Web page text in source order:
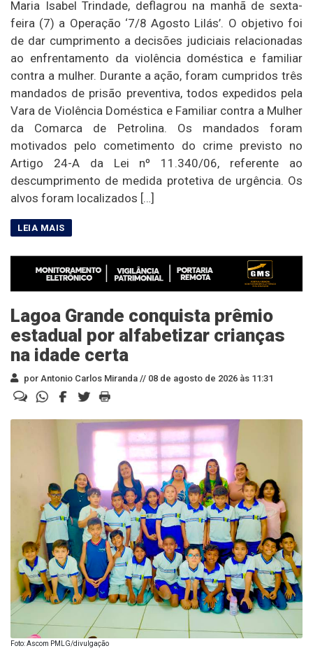
Maria Isabel Trindade, deflagrou na manhã de sexta-
feira (7) a Operação ‘7/8 Agosto Lilás’. O objetivo foi
de dar cumprimento a decisões judiciais relacionadas
ao enfrentamento da violência doméstica e familiar
contra a mulher. Durante a ação, foram cumpridos três
mandados de prisão preventiva, todos expedidos pela
Vara de Violência Doméstica e Familiar contra a Mulher
da Comarca de Petrolina. Os mandados foram
motivados pelo cometimento do crime previsto no
Artigo 24-A da Lei nº 11.340/06, referente ao
descumprimento de medida protetiva de urgência. Os
alvos foram localizados […]
Lagoa Grande conquista prêmio
estadual por alfabetizar crianças
na idade certa
por Antonio Carlos Miranda // 08 de agosto de 2026 às 11:31
Foto: Ascom PMLG/divulgação